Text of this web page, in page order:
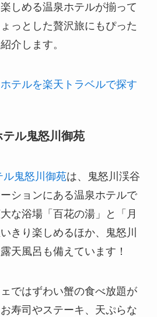
しめる温泉ホテルが揃って
っとした贅沢旅にもぴった
介します。
テルを楽天トラベルで探す
ル鬼怒川御苑
ル鬼怒川御苑は、鬼怒川渓谷
ションにある温泉ホテルで
な浴場「百花の湯」と「月
きり楽しめるほか、鬼怒川
天風呂も備えています！
ではずわい蟹の食べ放題が
寿司やステーキ、天ぷらな